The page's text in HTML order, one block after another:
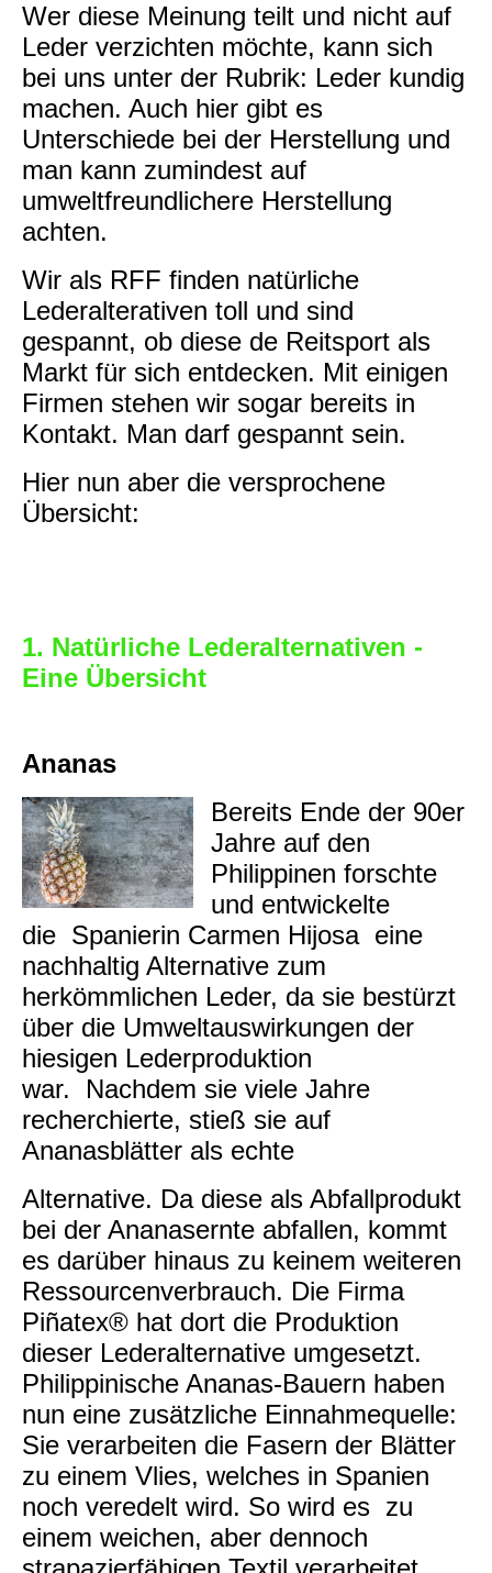
Wer diese Meinung teilt und nicht auf
Leder verzichten möchte, kann sich
bei uns unter der Rubrik: Leder kundig
machen. Auch hier gibt es
Unterschiede bei der Herstellung und
man kann zumindest auf
umweltfreundlichere Herstellung
achten.
Wir als RFF finden natürliche
Lederalterativen toll und sind
gespannt, ob diese de Reitsport als
Markt für sich entdecken. Mit einigen
Firmen stehen wir sogar bereits in
Kontakt. Man darf gespannt sein.
Hier nun aber die versprochene
Übersicht:
1. Natürliche Lederalternativen -
Eine Übersicht
Ananas
Bereits Ende der 90er
Jahre auf den
Philippinen forschte
und entwickelte
die Spanierin Carmen Hijosa eine
nachhaltig Alternative zum
herkömmlichen Leder, da sie bestürzt
über die Umweltauswirkungen der
hiesigen Lederproduktion
war. Nachdem sie viele Jahre
recherchierte, stieß sie auf
Ananasblätter als echte
Alternative. Da diese als Abfallprodukt
bei der Ananasernte abfallen, kommt
es darüber hinaus zu keinem weiteren
Ressourcenverbrauch. Die Firma
Piñatex® hat dort die Produktion
dieser Lederalternative umgesetzt.
Philippinische Ananas-Bauern haben
nun eine zusätzliche Einnahmequelle:
Sie verarbeiten die Fasern der Blätter
zu einem Vlies, welches in Spanien
noch veredelt wird. So wird es zu
einem weichen, aber dennoch